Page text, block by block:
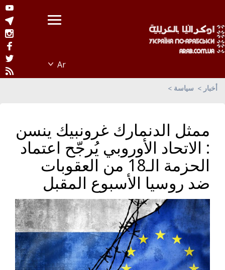
أخبار سياسة
ممثل الدنمارك غرونبيك ينسن
: الاتحاد الأوروبي يُرجّح اعتماد
الحزمة الـ18 من العقوبات
ضد روسيا الأسبوع المقبل